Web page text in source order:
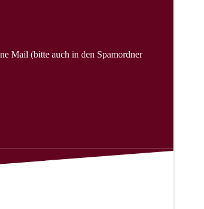
Mail (bitte auch in den Spamordner